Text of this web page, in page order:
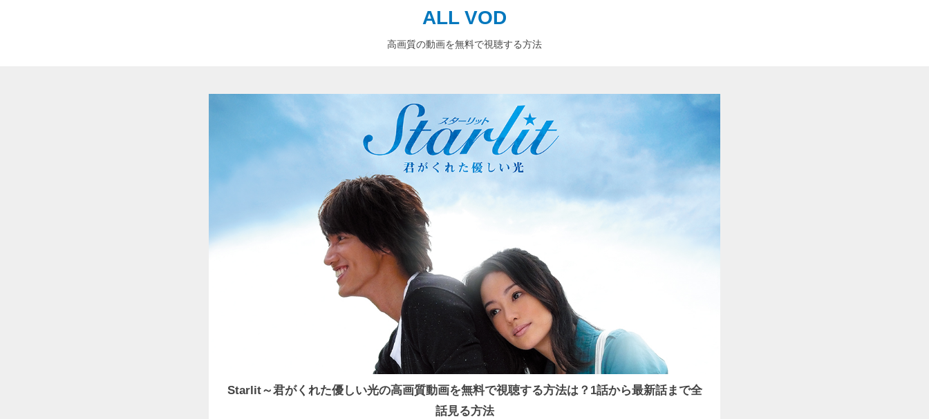
ALL VOD
高画質の動画を無料で視聴する方法
Starlit～君がくれた優しい光の高画質動画を無料で視聴する方法は？1話から最新話まで全
話見る方法